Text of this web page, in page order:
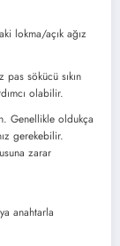
lokma/açık ağız
pas sökücü sıkın
olabilir.
Genellikle oldukça
gerekebilir.
zarar
anahtarla